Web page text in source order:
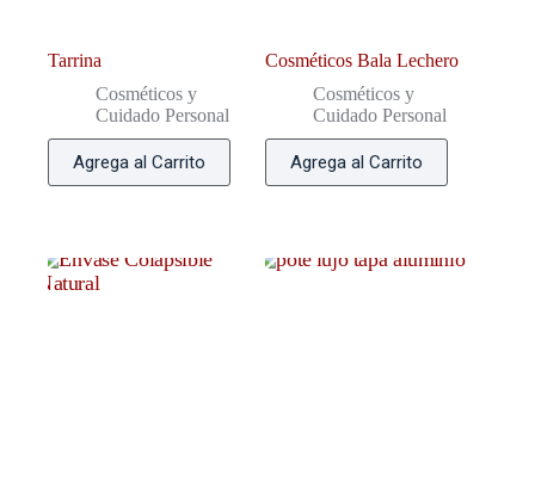
Tarrina
Cosméticos y
Cuidado Personal
Agrega al Carrito
Cosméticos Bala Lechero
Cosméticos y
Cuidado Personal
Agrega al Carrito